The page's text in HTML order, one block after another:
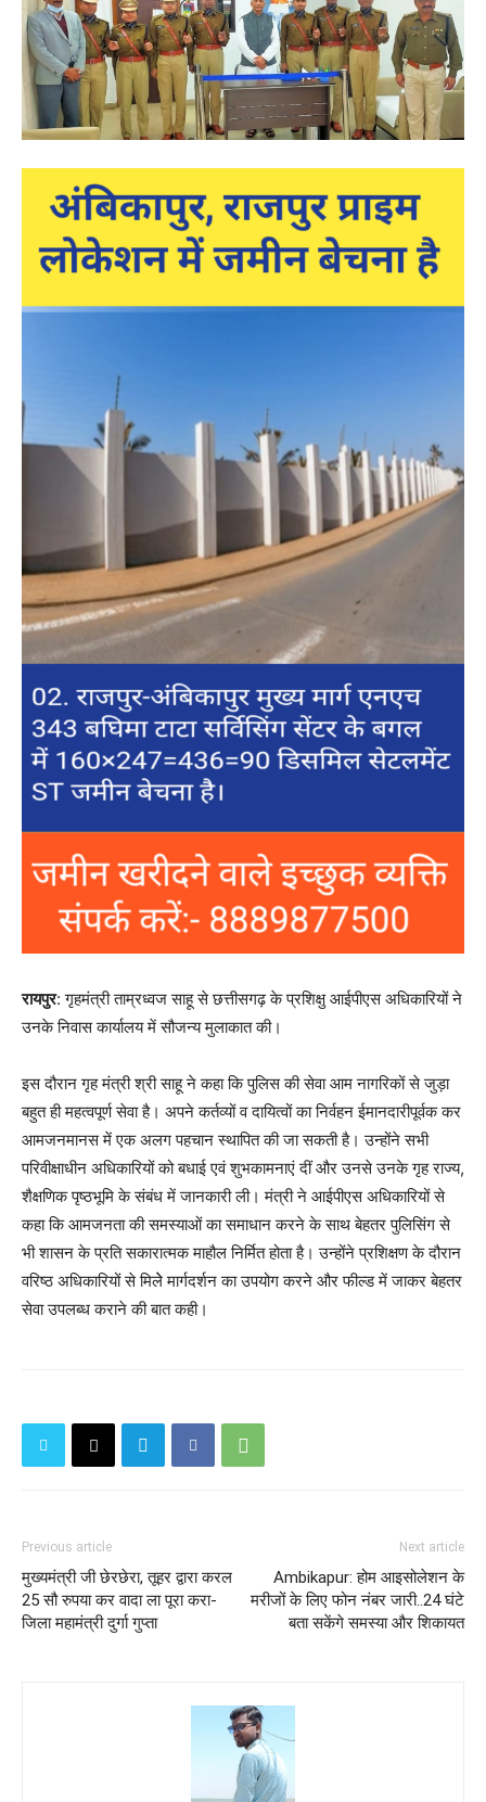
रायपुर: गृहमंत्री ताम्रध्वज साहू से छत्तीसगढ़ के प्रशिक्षु आईपीएस अधिकारियों ने
उनके निवास कार्यालय में सौजन्य मुलाकात की।
इस दौरान गृह मंत्री श्री साहू ने कहा कि पुलिस की सेवा आम नागरिकों से जुड़ा
बहुत ही महत्वपूर्ण सेवा है। अपने कर्तव्यों व दायित्वों का निर्वहन ईमानदारीपूर्वक कर
आमजनमानस में एक अलग पहचान स्थापित की जा सकती है। उन्होंने सभी
परिवीक्षाधीन अधिकारियों को बधाई एवं शुभकामनाएं दीं और उनसे उनके गृह राज्य,
शैक्षणिक पृष्ठभूमि के संबंध में जानकारी ली। मंत्री ने आईपीएस अधिकारियों से
कहा कि आमजनता की समस्याओं का समाधान करने के साथ बेहतर पुलिसिंग से
भी शासन के प्रति सकारात्मक माहौल निर्मित होता है। उन्होंने प्रशिक्षण के दौरान
वरिष्ठ अधिकारियों से मिलेे मार्गदर्शन का उपयोग करने और फील्ड में जाकर बेहतर
सेवा उपलब्ध कराने की बात कही।
Previous article
मुख्यमंत्री जी छेरछेरा, तूहर द्वारा करल
25 सौ रुपया कर वादा ला पूरा करा-
जिला महामंत्री दुर्गा गुप्ता
Next article
Ambikapur: होम आइसोलेशन के
मरीजों के लिए फोन नंबर जारी..24 घंटे
बता सकेंगे समस्या और शिकायत